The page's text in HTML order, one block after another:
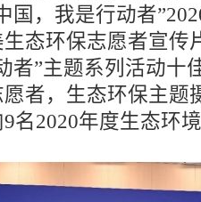
国，我是行动者
态环保志愿者宣传
者”主题系列活动十
者，生态环保主题
名2020年度生态环